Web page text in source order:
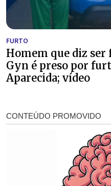
FURTO
Homem que diz
Gyn é preso por
Aparecida; vídeo